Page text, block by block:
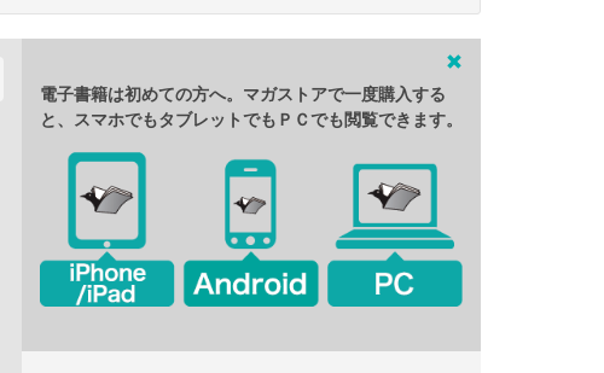
電子書籍は初めての方へ。マガストアで一度購入する
と、スマホでもタブレットでもＰＣでも閲覧できます。